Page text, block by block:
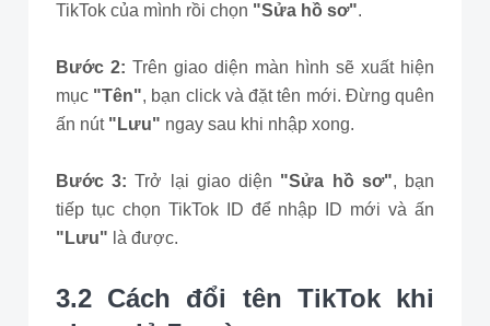
TikTok của mình rồi chọn "Sửa hồ sơ".
Bước 2: Trên giao diện màn hình sẽ xuất hiện
mục "Tên", bạn click và đặt tên mới. Đừng quên
ấn nút "Lưu" ngay sau khi nhập xong.
Bước 3: Trở lại giao diện "Sửa hồ sơ", bạn
tiếp tục chọn TikTok ID để nhập ID mới và ấn
"Lưu" là được.
3.2 Cách đổi tên TikTok khi